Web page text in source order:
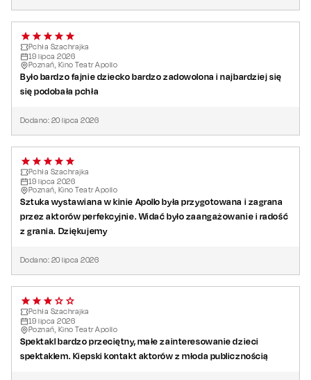
Pchła Szachrajka
19 lipca 2026
Poznań, Kino Teatr Apollo
Było bardzo fajnie dziecko bardzo zadowolona i najbardziej się
się podobała pchła
Dodano: 20lipca 2026
Pchła Szachrajka
19 lipca 2026
Poznań, Kino Teatr Apollo
Sztuka wystawiana w kinie Apollo była przygotowana i zagrana
przez aktorów perfekcyjnie. Widać było zaangażowanie i radość
z grania. Dziękujemy
Dodano: 20lipca 2026
Pchła Szachrajka
19 lipca 2026
Poznań, Kino Teatr Apollo
Spektakl bardzo przeciętny, małe zainteresowanie dzieci
spektaklem. Kiepski kontakt aktorów z młoda publicznością